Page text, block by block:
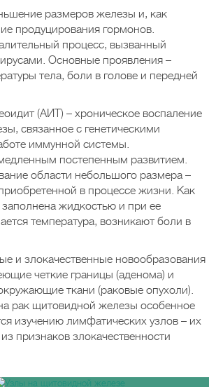
размеров железы и, как
продуцирования гормонов.
процесс, вызванный
Основные проявления –
тела, боли в голове и передней
(АИТ) – хроническое воспаление
связанное с генетическими
иммунной системы.
постепенным развитием.
области небольшого размера –
в процессе жизни. Как
жидкостью и при ее
температура, возникают боли в
и злокачественные новообразования
четкие границы (аденома) и
ткани (раковые опухоли).
рак щитовидной железы особенное
изучению лимфатических узлов – их
признаков злокачественности